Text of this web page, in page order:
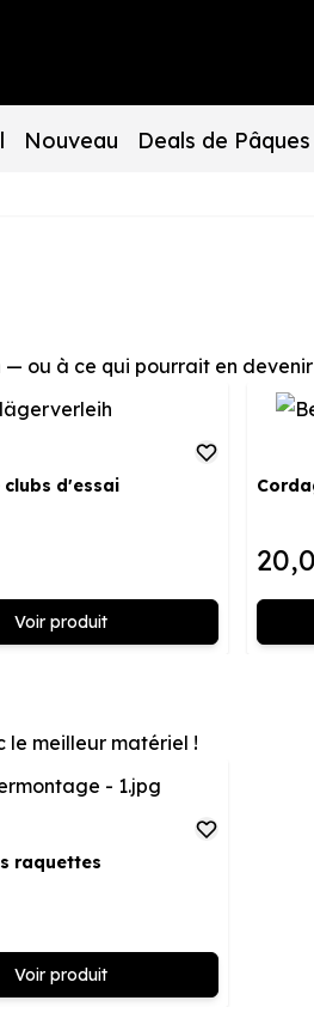
Nouveau Deals de Pâques
ou à ce qui pourrait en
d'essai
Voir produit
le meilleur matériel !
raquettes
Voir produit